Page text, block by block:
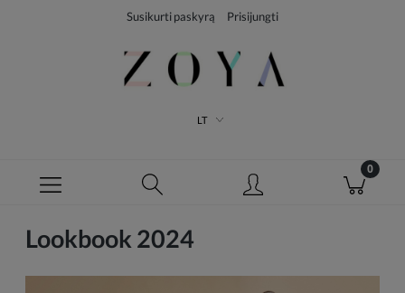
Susikurti paskyrą Prisijungti
LT
Lookbook 2024